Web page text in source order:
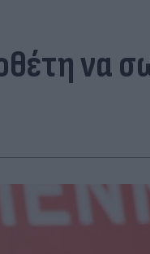
να